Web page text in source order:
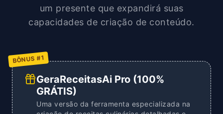
um presente que expandirá suas
capacidades de criação de conteúdo.
BÔNUS #1
GeraReceitasAi Pro (100%
GRÁTIS)
Uma versão da ferramenta especializada na